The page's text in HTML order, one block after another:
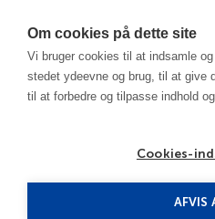
Om cookies på dette site
Vi bruger cookies til at indsamle
stedet ydeevne og brug, til at give
til at forbedre og tilpasse indhold
Cookies-
AFVIS